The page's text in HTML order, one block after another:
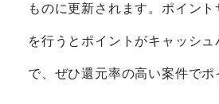
ものに更新されます。ポイン
を行うとポイントがキャッシ
で、ぜひ還元率の高い案件でポ